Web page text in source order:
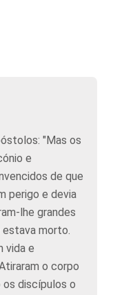
"Mas os
e
de que
perigo e devia
lhe grandes
morto.
vida e
o corpo
os discípulos o